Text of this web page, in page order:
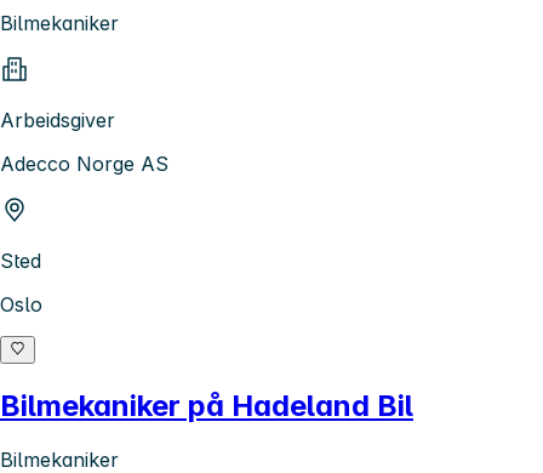
Bilmekaniker
Arbeidsgiver
Adecco Norge AS
Sted
Oslo
Bilmekaniker på Hadeland Bil
Bilmekaniker